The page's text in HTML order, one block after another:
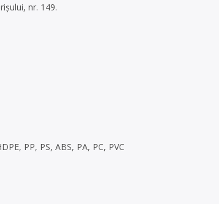
nr. 149.
PP, PS, ABS, PA, PC, PVC